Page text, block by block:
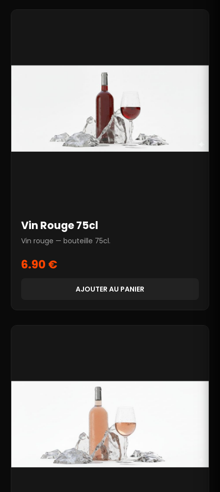
Vin Rouge 75cl
Vin rouge — bouteille 75cl.
6.90 €
AJOUTER AU PANIER